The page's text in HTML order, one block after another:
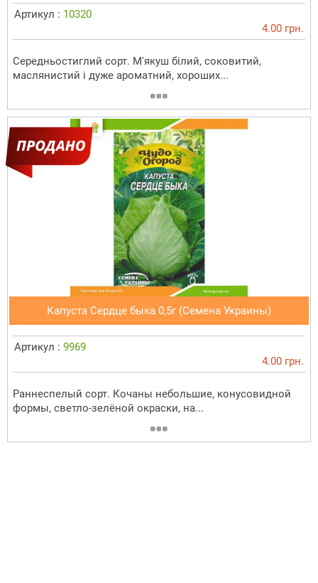
Артикул : 10320
4.00 грн.
Середньостиглий сорт. М'якуш білий, соковитий,
маслянистий і дуже ароматний, хороших...
Капуста Сердце быка 0,5г (Семена Украины)
Артикул : 9969
4.00 грн.
Раннеспелый сорт. Кочаны небольшие, конусовидной
формы, светло-зелёной окраски, на...